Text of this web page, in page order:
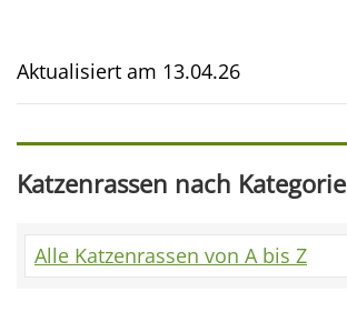
Aktualisiert am 13.04.26
Katzenrassen nach Kategorie
Alle Katzenrassen von A bis Z